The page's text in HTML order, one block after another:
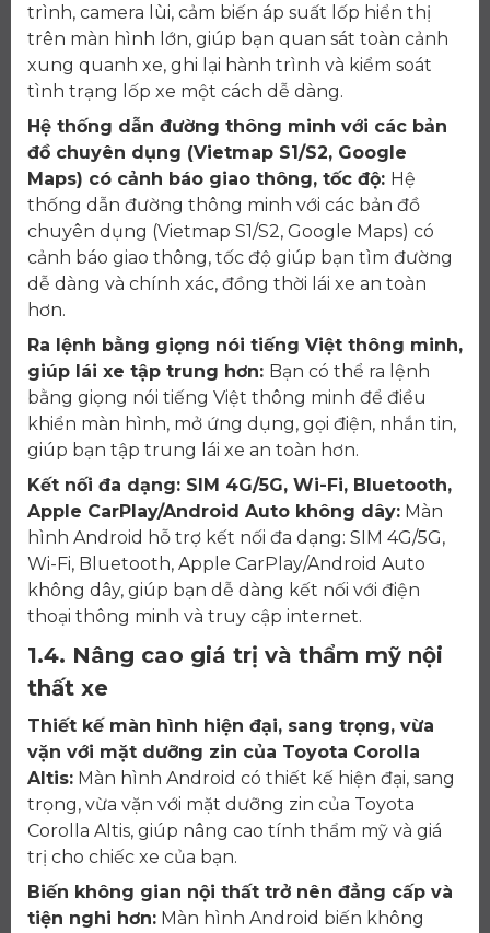
trình, camera lùi, cảm biến áp suất lốp hiển thị
trên màn hình lớn, giúp bạn quan sát toàn cảnh
xung quanh xe, ghi lại hành trình và kiểm soát
tình trạng lốp xe một cách dễ dàng.
Hệ thống dẫn đường thông minh với các bản
đồ chuyên dụng (Vietmap S1/S2, Google
Maps) có cảnh báo giao thông, tốc độ: Hệ
thống dẫn đường thông minh với các bản đồ
chuyên dụng (Vietmap S1/S2, Google Maps) có
cảnh báo giao thông, tốc độ giúp bạn tìm đường
dễ dàng và chính xác, đồng thời lái xe an toàn
hơn.
Ra lệnh bằng giọng nói tiếng Việt thông minh,
giúp lái xe tập trung hơn: Bạn có thể ra lệnh
bằng giọng nói tiếng Việt thông minh để điều
khiển màn hình, mở ứng dụng, gọi điện, nhắn tin,
giúp bạn tập trung lái xe an toàn hơn.
Kết nối đa dạng: SIM 4G/5G, Wi-Fi, Bluetooth,
Apple CarPlay/Android Auto không dây: Màn
hình Android hỗ trợ kết nối đa dạng: SIM 4G/5G,
Wi-Fi, Bluetooth, Apple CarPlay/Android Auto
không dây, giúp bạn dễ dàng kết nối với điện
thoại thông minh và truy cập internet.
1.4. Nâng cao giá trị và thẩm mỹ nội
thất xe
Thiết kế màn hình hiện đại, sang trọng, vừa
vặn với mặt dưỡng zin của Toyota Corolla
Altis: Màn hình Android có thiết kế hiện đại, sang
trọng, vừa vặn với mặt dưỡng zin của Toyota
Corolla Altis, giúp nâng cao tính thẩm mỹ và giá
trị cho chiếc xe của bạn.
Biến không gian nội thất trở nên đẳng cấp và
tiện nghi hơn: Màn hình Android biến không